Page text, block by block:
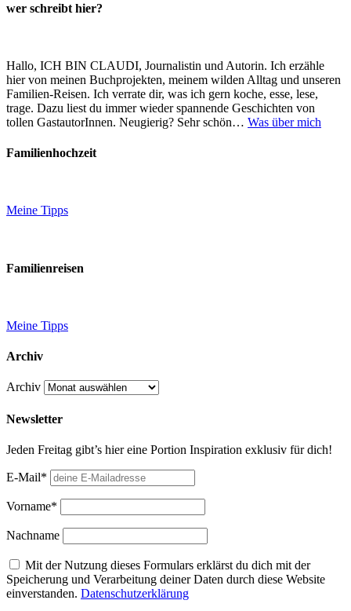
wer schreibt hier?
Hallo, ICH BIN CLAUDI, Journalistin und Autorin. Ich erzähle
hier von meinen Buchprojekten, meinem wilden Alltag und unseren
Familien-Reisen. Ich verrate dir, was ich gern koche, esse, lese,
trage. Dazu liest du immer wieder spannende Geschichten von
tollen GastautorInnen. Neugierig? Sehr schön… Was über mich
Familienhochzeit
Meine Tipps
Familienreisen
Meine Tipps
Archiv
Archiv
Newsletter
Jeden Freitag gibt’s hier eine Portion Inspiration exklusiv für dich!
E-Mail*
Vorname*
Nachname
Mit der Nutzung dieses Formulars erklärst du dich mit der
Speicherung und Verarbeitung deiner Daten durch diese Website
einverstanden. Datenschutzerklärung